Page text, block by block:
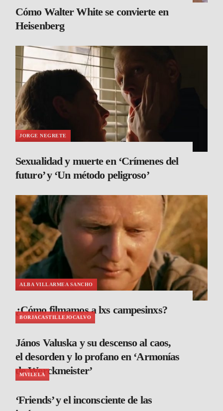
Cómo Walter White se convierte en
Heisenberg
JORGE NEGRETE
Sexualidad y muerte en ‘Crímenes del
futuro’ y ‘Un método peligroso’
ALBA VILLARMEA SANCHO
¿Cómo filmamos a lxs campesinxs?
BORJACASTILLEJOCALVO
János Valuska y su descenso al caos,
el desorden y lo profano en ‘Armonías
de Werckmeister’
MVILELA
‘Friends’ y el inconsciente de las